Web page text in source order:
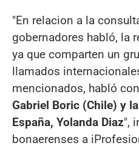
"En relacion a la
gobernadores habló, la
ya que comparten un
llamados
mencionados, habló
Gabriel Boric (Chile) y
España, Yolanda Diaz",
bonaerenses a